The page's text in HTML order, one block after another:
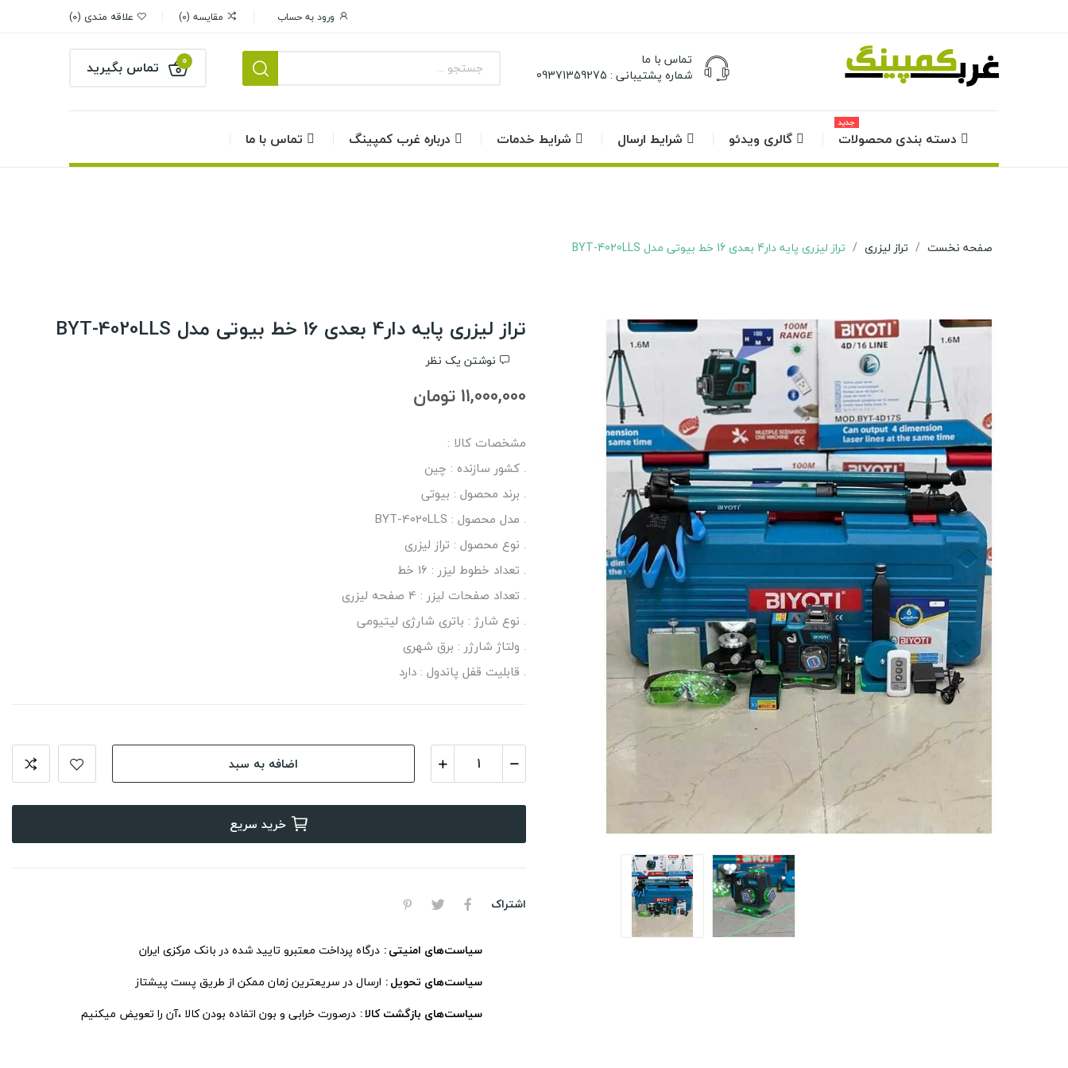
ورود به حساب مقایسه 0 علاقه مندی 0
تماس با ما
شماره پشتیبانی : 09371359275
تماس بگیرید 0
دسته بندی محصولات
جدید
گالری ویدئو شرایط ارسال شرایط خدمات درباره غرب کمپینگ تماس با ما
صفحه نخست تراز لیزری تراز لیزری پایه دار4 بعدی 16 خط بیوتی مدل BYT-4020LLS
تراز لیزری پایه دار4 بعدی 16 خط بیوتی مدل BYT-4020LLS
نوشتن یک نظر
11,000,000 تومان
مشخصات کالا :
. کشور سازنده : چین
. برند محصول : بیوتی
. مدل محصول : BYT-4020LLS
. نوع محصول : تراز لیزری
. تعداد خطوط لیزر : 16 خط
. تعداد صفحات لیزر : 4 صفحه لیزری
. نوع شارژ : باتری شارژی لیتیومی
. ولتاژ شارژر : برق شهری
. قابلیت قفل پاندول : دارد
اضافه به سبد
خرید سریع
اشتراک
سیاست‌های امنیتی درگاه پرداخت معتبرو تایید شده در بانک مرکزی ایران
سیاست‌های تحویل ارسال در سریعترین زمان ممکن از طریق پست پیشتاز
سیاست‌های بازگشت کالا درصورت خرابی و بون اتفاده بودن کالا ،آن را تعویض میکنیم